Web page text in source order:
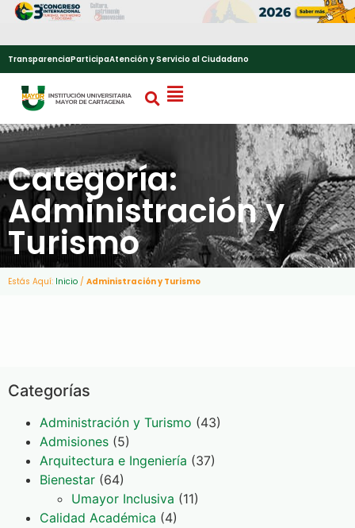
TransparenciaParticipaAtención y Servicio al Ciudadano
Categoría:
Administración y
Turismo
Estás Aquí: Inicio / Administración y Turismo
Categorías
Administración y Turismo (43)
Admisiones (5)
Arquitectura e Ingeniería (37)
Bienestar (64)
Umayor Inclusiva (11)
Calidad Académica (4)